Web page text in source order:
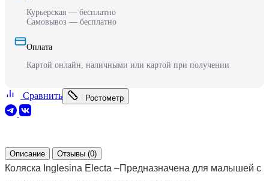
Курьерская — бесплатно
Самовывоз — бесплатно
Оплата
Картой онлайн, наличными или картой при получении
Сравнить Ростометр
Описание Отзывы (0)
Коляска Inglesina Electa –Предназначена для малышей с